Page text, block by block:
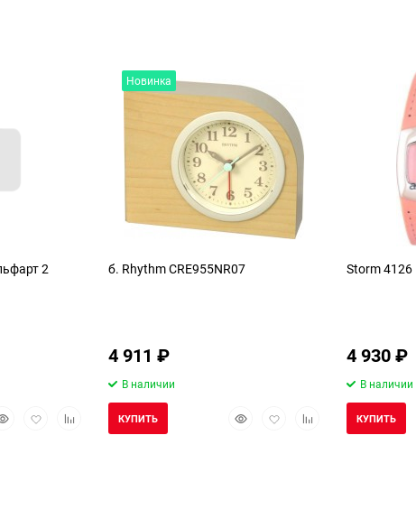
2
ДобавитьДобавить
Новинка
б. Rhythm CRE955NR07
4 911 ₽
В наличии
БыстрыйДобавитьДобавить
КУПИТЬ
Storm 4126
4 930₽
В наличии
КУПИТЬ